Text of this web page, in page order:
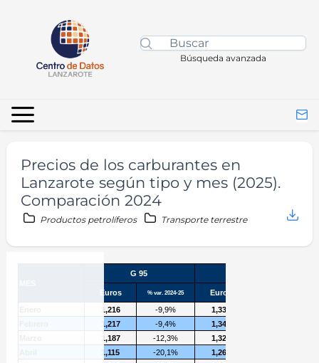
Búsqueda avanzada
Precios de los carburantes en
Lanzarote según tipo y mes (2025).
Comparación 2024
Productos petrolíferos Transporte terrestre